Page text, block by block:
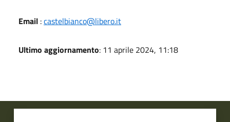
Email :castelbianco@libero.it
Ultimo aggiornamento: 11 aprile 2024, 11:18